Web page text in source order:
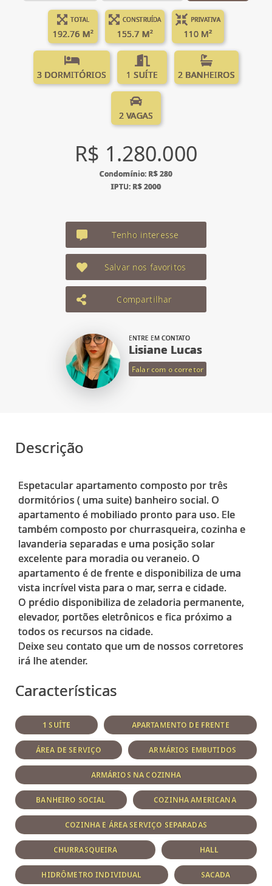
TOTAL
192.76 M²
CONSTRUÍDA
155.7 M²
PRIVATIVA
110 M²
3 DORMITÓRIOS 1 SUÍTE 2 BANHEIROS
2 VAGAS
R$ 1.280.000
Condomínio: R$ 280
IPTU: R$ 2000
Tenho interesse
Salvar nos favoritos
Compartilhar
ENTRE EM CONTATO
Lisiane Lucas
Falar com o corretor
Descrição
Espetacular apartamento composto por três
dormitórios ( uma suite) banheiro social. O
apartamento é mobiliado pronto para uso. Ele
também composto por churrasqueira, cozinha e
lavanderia separadas e uma posição solar
excelente para moradia ou veraneio. O
apartamento é de frente e disponibiliza de uma
vista incrível vista para o mar, serra e cidade.
O prédio disponibiliza de zeladoria permanente,
elevador, portões eletrônicos e fica próximo a
todos os recursos na cidade.
Deixe seu contato que um de nossos corretores
Características
1 SUÍTE APARTAMENTO DE FRENTE
ÁREA DE SERVIÇO ARMÁRIOS EMBUTIDOS
ARMÁRIOS NA COZINHA
BANHEIRO SOCIAL COZINHA AMERICANA
COZINHA E ÁREA SERVIÇO SEPARADAS
CHURRASQUEIRA HALL
HIDRÔMETRO INDIVIDUAL SACADA